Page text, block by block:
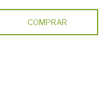
COMPRAR